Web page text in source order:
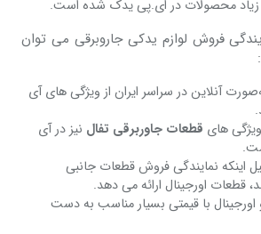
زیاد محصولات در ای.پی یدک شده است.
فروش لوازم یدکی جاروبرقی می توان
آنلاین در سراسر ایران از ویژگی های آی
های قطعات جاوربرقی تفال نیز در آی
اینکه نمایندگی فروش قطعات جانبی
قطعات اورجینال ارائه می دهد.
اورجینال با قیمتی بسیار مناسب به دست